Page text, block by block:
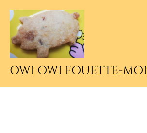
contenu
principal
OWI OWI FOUETTE-MOI